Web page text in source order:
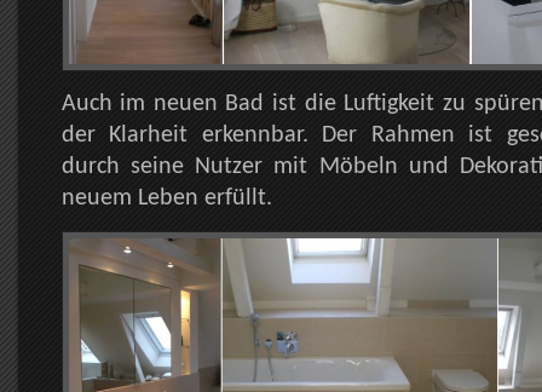
Auch im neuen Bad ist die Luftigkeit zu
der Klarheit erkennbar. Der Rahmen ist
durch seine Nutzer mit Möbeln und
neuem Leben erfüllt.